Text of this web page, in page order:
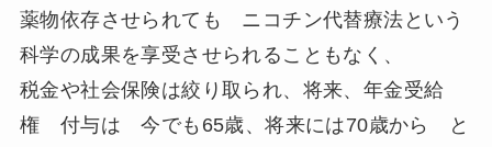
薬物依存させられても ニコチン代替療法という
科学の成果を享受させられることもなく、
税金や社会保険は絞り取られ、将来、年金受給
権 付与は 今でも65歳、将来には70歳から と